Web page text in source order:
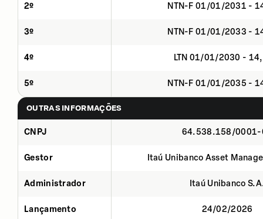
2º NTN-F 01/01/2031 -
3º NTN-F 01/01/2033 -
4º LTN 01/01/2030 -
5º NTN-F 01/01/2035 -
OUTRAS INFORMAÇÕES
CNPJ 64.538.158/0001-
Gestor Itaú Unibanco Asset
Administrador Itaú Unibanco
Lançamento 24/02/2026